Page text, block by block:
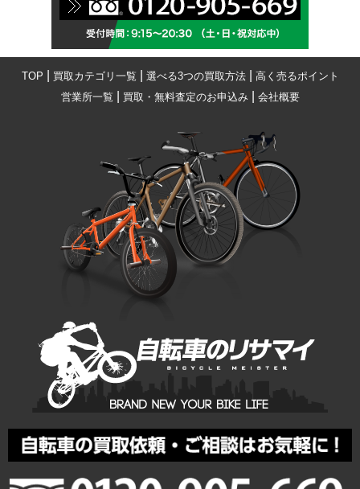
TOP 買取カテゴリ一覧 選べる3つの買取方法| 高く売るポイント
営業所一覧
買取・無料査定のお申込み| 会社概要